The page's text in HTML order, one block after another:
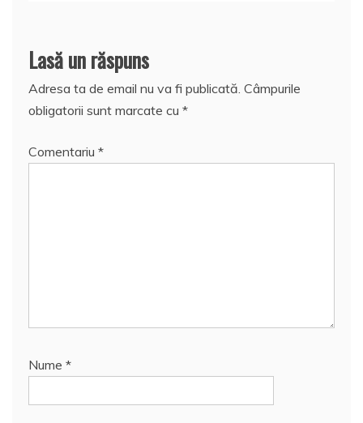
Lasă un răspuns
Adresa ta de email nu va fi publicată. Câmpurile
obligatorii sunt marcate cu *
Comentariu *
Nume *